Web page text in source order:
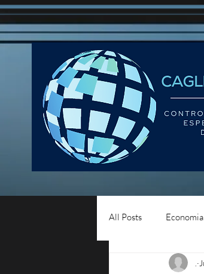
All Posts
Diritto del lavoro